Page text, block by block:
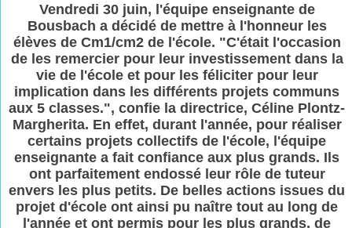
Vendredi 30 juin, l'équipe enseignante de
Bousbach a décidé de mettre à l'honneur les
élèves de Cm1/cm2 de l'école. "C'était l'occasion
de les remercier pour leur investissement dans la
vie de l'école et pour les féliciter pour leur
implication dans les différents projets communs
aux 5 classes.", confie la directrice, Céline Plontz-
Margherita. En effet, durant l'année, pour réaliser
certains projets collectifs de l'école, l'équipe
enseignante a fait confiance aux plus grands. Ils
ont parfaitement endossé leur rôle de tuteur
envers les plus petits. De belles actions issues du
projet d'école ont ainsi pu naître tout au long de
l'année et ont permis pour les plus grands, de